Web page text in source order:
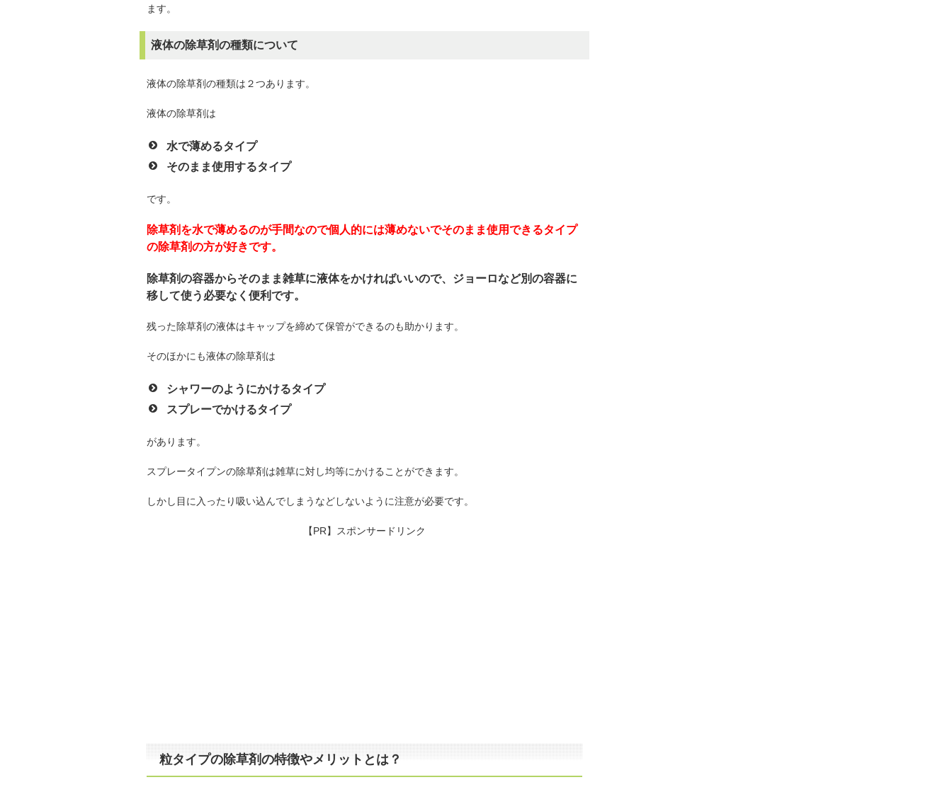
ます。
液体の除草剤の種類について
液体の除草剤の種類は２つあります。
液体の除草剤は
水で薄めるタイプ
そのまま使用するタイプ
です。
除草剤を水で薄めるのが手間なので個人的には薄めないでそのまま使用できるタイプ
の除草剤の方が好きです。
除草剤の容器からそのまま雑草に液体をかければいいので、ジョーロなど別の容器に
移して使う必要なく便利です。
残った除草剤の液体はキャップを締めて保管ができるのも助かります。
そのほかにも液体の除草剤は
シャワーのようにかけるタイプ
スプレーでかけるタイプ
があります。
スプレータイプンの除草剤は雑草に対し均等にかけることができます。
しかし目に入ったり吸い込んでしまうなどしないように注意が必要です。
【PR】スポンサードリンク
粒タイプの除草剤の特徴やメリットとは？